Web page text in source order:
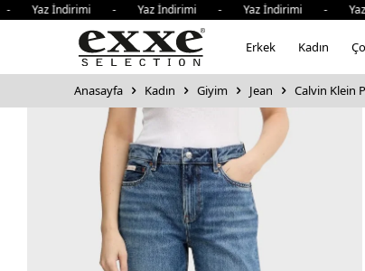
İndirimi - Yaz İndirimi - Yaz İndirimi -
Erkek Kadın
Anasayfa Kadın Giyim Jean Calvin Klein